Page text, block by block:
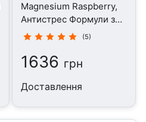
Magnesium Raspberry,
Антистрес Формули з
Магнієм, 200 г(5)
1636 грн
Доставлення